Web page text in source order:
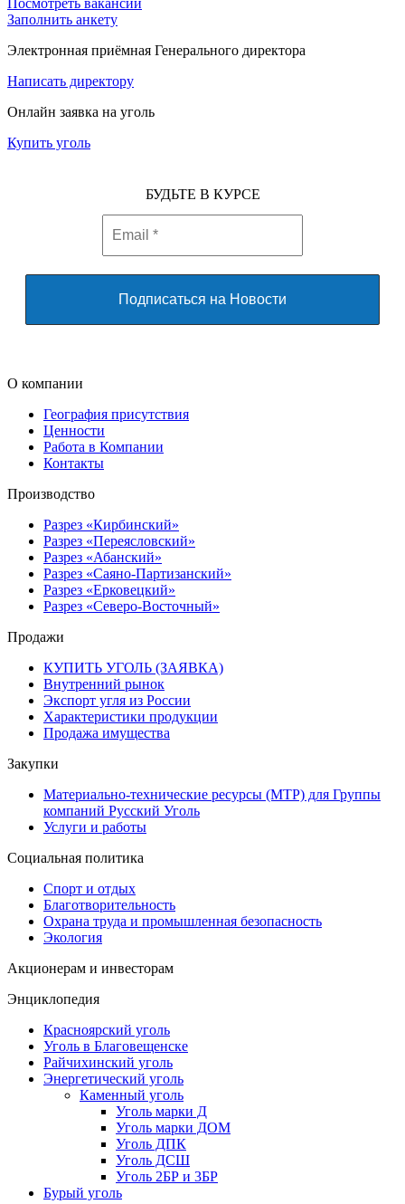
Заполнить анкету
Электронная приёмная Генерального директора
Написать директору
Онлайн заявка на уголь
Купить уголь
БУДЬТЕ В КУРСЕ
О компании
География присутствия
Ценности
Работа в Компании
Контакты
Производство
Разрез «Кирбинский»
Разрез «Переясловский»
Разрез «Абанский»
Разрез «Саяно-Партизанский»
Разрез «Ерковецкий»
Разрез «Северо-Восточный»
Продажи
КУПИТЬ УГОЛЬ (ЗАЯВКА)
Внутренний рынок
Экспорт угля из России
Характеристики продукции
Продажа имущества
Закупки
Материально-технические ресурсы (МТР) для Группы
компаний Русский Уголь
Услуги и работы
Социальная политика
Спорт и отдых
Благотворительность
Охрана труда и промышленная безопасность
Экология
Акционерам и инвесторам
Энциклопедия
Красноярский уголь
Уголь в Благовещенске
Райчихинский уголь
Энергетический уголь
Каменный уголь
Уголь марки Д
Уголь марки ДОМ
Уголь ДПК
Уголь ДСШ
Уголь 2БР и 3БР
Бурый уголь